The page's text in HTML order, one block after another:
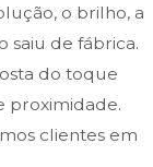
o brilho, a
saiu de fábrica.
do toque
proximidade.
clientes em